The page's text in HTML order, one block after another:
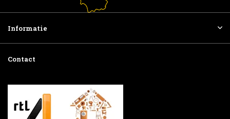
Informatie
Contact